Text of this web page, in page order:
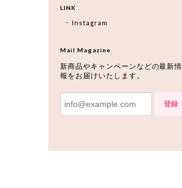
LINK
Instagram
Mail Magazine
新商品やキャンペーンなどの最新情
報をお届けいたします。
登録